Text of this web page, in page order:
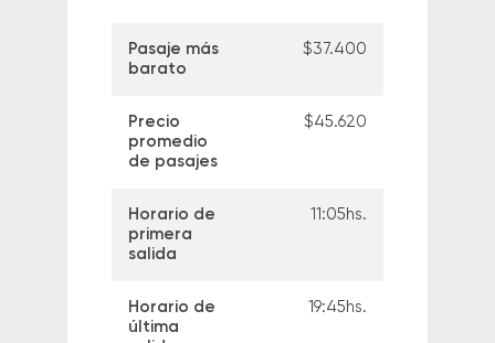
Pasaje más
barato
$37.400
Precio
promedio
de pasajes
$45.620
Horario de
primera
salida
11:05hs.
Horario de
última
19:45hs.